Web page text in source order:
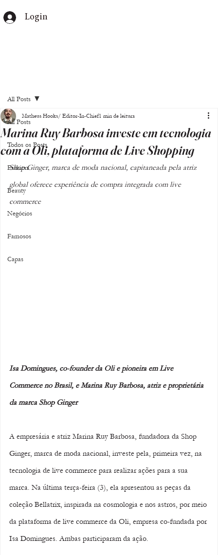
Login
All Posts
Todos os Posts
Fashion
Beauty
Negócios
Famosos
Capas
All Posts
Marina Ruy Barbosa investe em tecnologia
com a Oli, plataforma de Live Shopping
Matheus Hooks/ Editor-In-Chief1 min de leitura
Shop Ginger, marca de moda nacional, capitaneada pela atriz
global oferece experiência de compra integrada com live
commerce
Isa Domingues, co-founder da Oli e pioneira em Live
Commerce no Brasil, e Marina Ruy Barbosa, atriz e proprietária
da marca Shop Ginger
A empresária e atriz Marina Ruy Barbosa, fundadora da Shop
Ginger, marca de moda nacional, investe pela, primeira vez, na
tecnologia de live commerce para realizar ações para a sua
marca. Na última terça-feira (3), ela apresentou as peças da
coleção Bellatrix, inspirada na cosmologia e nos astros, por meio
da plataforma de live commerce da Oli, empresa co-fundada por
Isa Domingues. Ambas participaram da ação.